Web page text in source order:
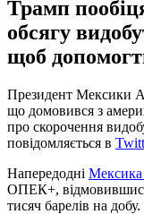
Трамп
обсягу
щоб
Президент Мексики
що домовився з
про скорочення
повідомляється в
Напередодні
ОПЕК+,
тисяч барелів на добу.